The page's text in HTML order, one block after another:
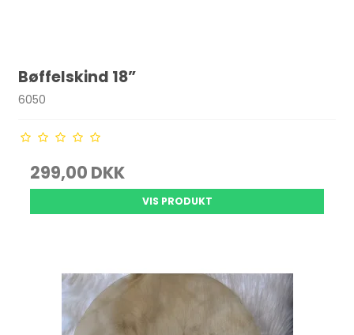
Bøffelskind 18”
6050
299,00 DKK
VIS PRODUKT